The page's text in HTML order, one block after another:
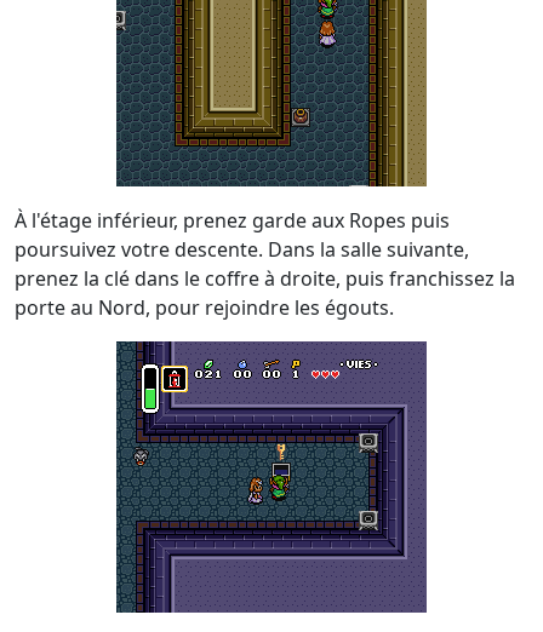
À l'étage inférieur, prenez garde aux Ropes puis
poursuivez votre descente. Dans la salle suivante,
prenez la clé dans le coffre à droite, puis franchissez la
porte au Nord, pour rejoindre les égouts.